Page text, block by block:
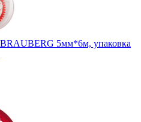
5мм*6м, упаковка